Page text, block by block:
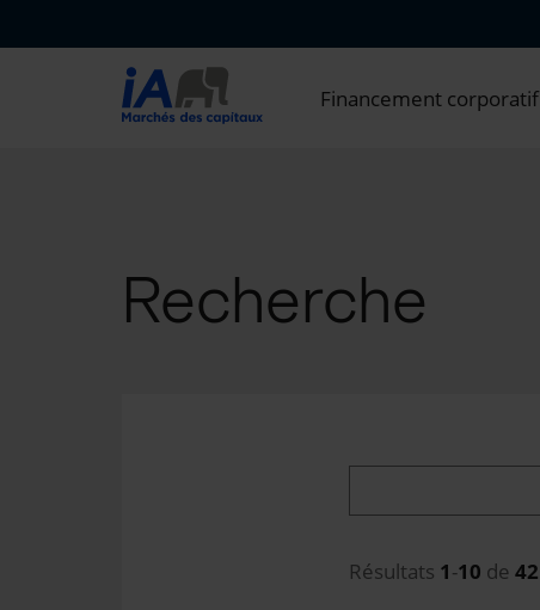
Financement corporatif
Recherche
Résultats 1-10 de 42